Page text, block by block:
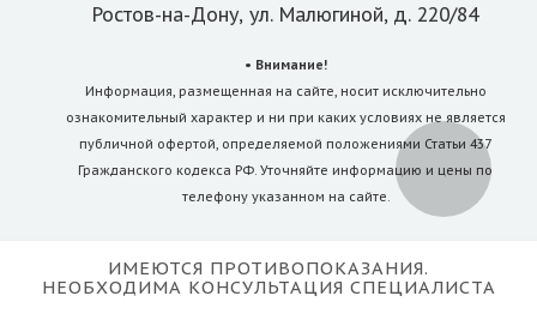
Ростов-на-Дону, ул. Малюгиной, д. 220/84
• Внимание!
Информация, размещенная на сайте, носит исключительно
ознакомительный характер и ни при каких условиях не является
публичной офертой, определяемой положениями Статьи 437
Гражданского кодекса РФ. Уточняйте информацию и цены по
телефону указанном на сайте.
Услуги
ИМЕЮТСЯ ПРОТИВОПОКАЗАНИЯ.
НЕОБХОДИМА КОНСУЛЬТАЦИЯ СПЕЦИАЛИСТА